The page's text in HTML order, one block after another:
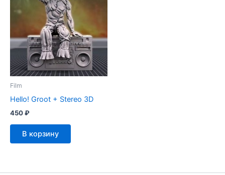
Film
Hello! Groot + Stereo 3D
450₽
В корзину